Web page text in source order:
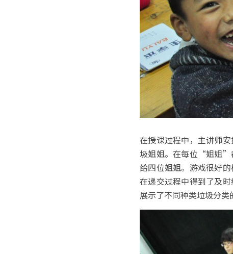
在授课过程中，主讲师
圾姐姐。在每位“姐姐”
给四位姐姐。游戏很好
在递交过程中得到了及
展示了不同种类垃圾分类